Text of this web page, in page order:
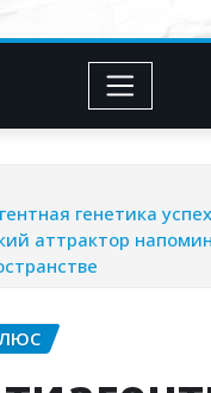
генетика
аттрактор